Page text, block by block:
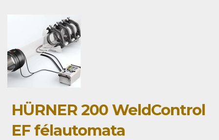
HÜRNER 200 WeldControl
EF félautomata